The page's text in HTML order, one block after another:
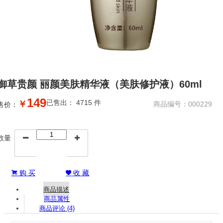
草贵颜 丽颜美肤精华液（美肤修护液）60ml
价： ￥ 149 商品编号：000229
已售出： 4715 件
量  
购 买 收 藏
商品描述
商品属性
商品评论 (4)